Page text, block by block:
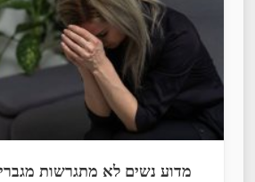
מדוע נשים לא מתגרשות